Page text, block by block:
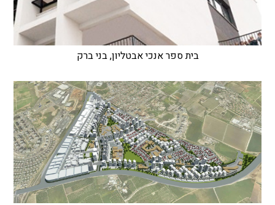
בית ספר אנכי אבטליון, בני ברק